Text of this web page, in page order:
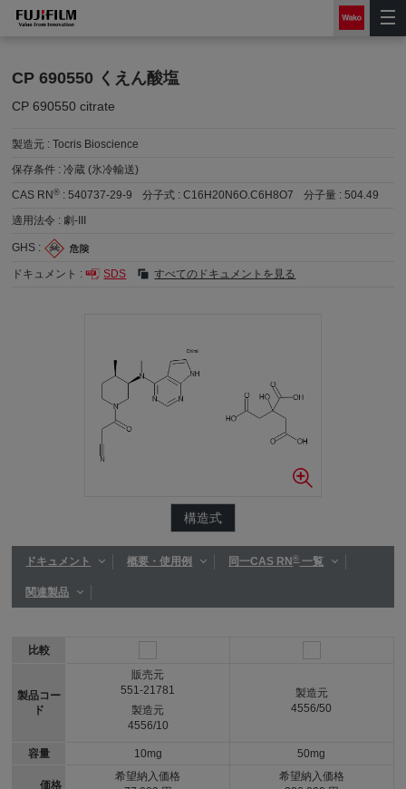
CP 690550 くえん酸塩
CP 690550 citrate
製造元 :Tocris Bioscience
保存条件 :冷蔵 (氷冷輸送)
CAS RN® :540737-29-9 分子式 :C16H20N6O.C6H8O7 分子量 :504.49
適用法令 : 劇-III
GHS :
ドキュメント : SDS すべてのドキュメントを見る
構造式
ドキュメント 概要・使用例 同一CAS RN®一覧
関連製品
比較
製品コー
ド
容量
価格
販売元
551-21781
製造元
4556/10
10mg
希望納入価格
製造元
4556/50
50mg
希望納入価格